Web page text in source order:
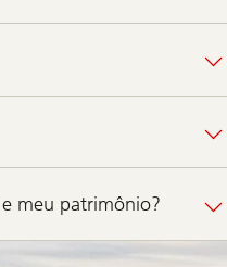
meu patrimônio?